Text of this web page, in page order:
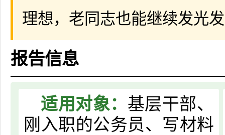
理想，老同志也能继续发光
报告信息
适用对象： 基层干部、
刚入职的公务员、写材料